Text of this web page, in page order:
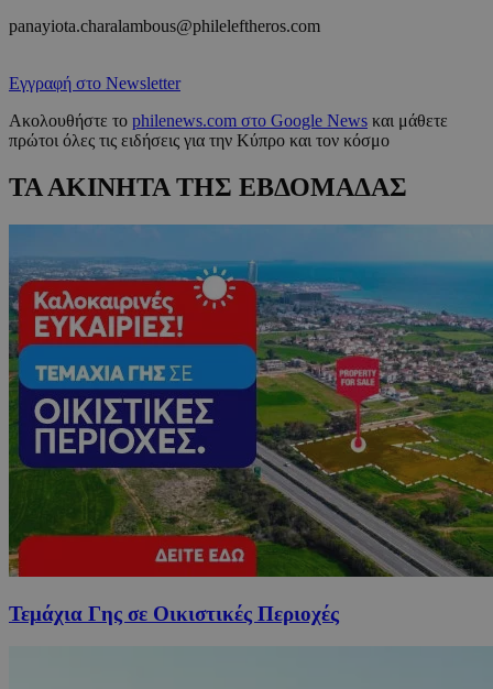
panayiota.charalambous@phileleftheros.com
Εγγραφή στο Newsletter
Ακολουθήστε το philenews.com στο Google News και μάθετε
πρώτοι όλες τις ειδήσεις για την Κύπρο και τον κόσμο
ΤΑ ΑΚΙΝΗΤΑ ΤΗΣ ΕΒΔΟΜΑΔΑΣ
Τεμάχια Γης σε Οικιστικές Περιοχές